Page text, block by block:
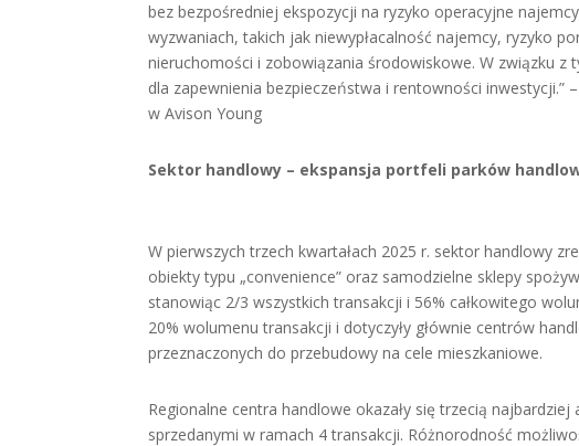
bez bezpośredniej ekspozycji na ryzyko operacyjne
wyzwaniach, takich jak niewypłacalność najemcy, ryzyko
nieruchomości i zobowiązania środowiskowe. W związku z
dla zapewnienia bezpieczeństwa i rentowności
w Avison Young
Sektor handlowy – ekspansja portfeli parków
W pierwszych trzech kwartałach 2025 r. sektor handlowy
obiekty typu „convenience” oraz samodzielne sklepy
stanowiąc 2/3 wszystkich transakcji i 56% całkowitego
20% wolumenu transakcji i dotyczyły głównie centrów
przeznaczonych do przebudowy na cele mieszkaniowe.
Regionalne centra handlowe okazały się trzecią
sprzedanymi w ramach 4 transakcji. Różnorodność